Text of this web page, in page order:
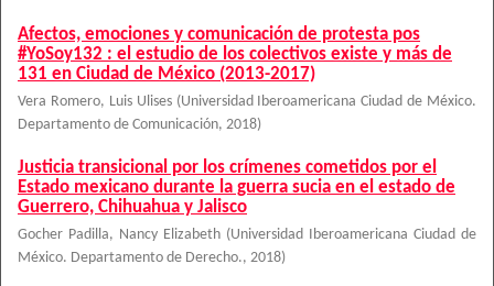
Afectos, emociones y comunicación de protesta pos
#YoSoy132 : el estudio de los colectivos existe y más de
131 en Ciudad de México (2013-2017)
Vera Romero, Luis Ulises (Universidad Iberoamericana Ciudad de México.
Departamento de Comunicación, 2018)
Justicia transicional por los crímenes cometidos por el
Estado mexicano durante la guerra sucia en el estado de
Guerrero, Chihuahua y Jalisco
Gocher Padilla, Nancy Elizabeth (Universidad Iberoamericana Ciudad de
México. Departamento de Derecho., 2018)